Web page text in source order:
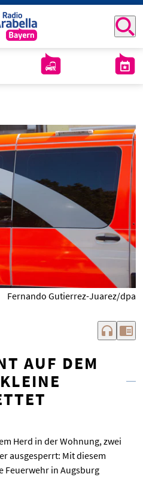
Fernando Gutierrez-Juarez/dpa
headphones chrome_reader_mode
AUF DEM
Herd in der Wohnung, zwei
ausgesperrt: Mit diesem
Feuerwehr in Augsburg